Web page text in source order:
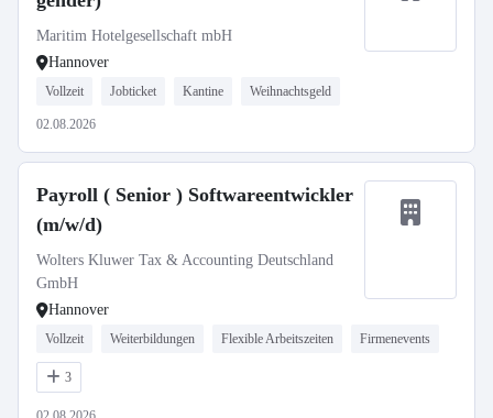
Maritim Hotelgesellschaft mbH
Hannover
Vollzeit Jobticket Kantine Weihnachtsgeld
02.08.2026
Payroll ( Senior ) Softwareentwickler
(m/w/d)
Wolters Kluwer Tax & Accounting Deutschland
GmbH
Hannover
Vollzeit Weiterbildungen Flexible Arbeitszeiten Firmenevents
3